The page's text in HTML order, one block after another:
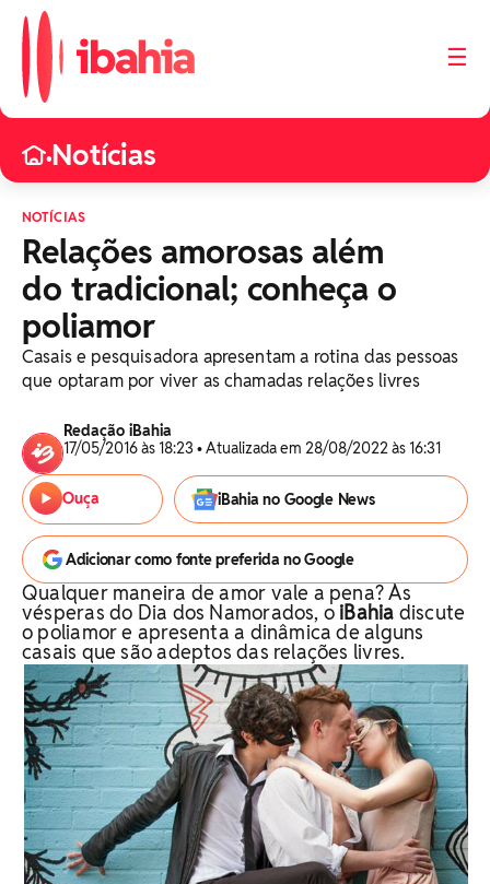
☰
•Notícias
NOTÍCIAS
Relações amorosas além
do tradicional; conheça o
poliamor
Casais e pesquisadora apresentam a rotina das pessoas
que optaram por viver as chamadas relações livres
Redação iBahia
17/05/2016 às 18:23 • Atualizada em 28/08/2022 às 16:31
Ouça iBahia no Google News
Adicionar como fonte preferida no Google
Qualquer maneira de amor vale a pena? Às
vésperas do Dia dos Namorados, o iBahia discute
o poliamor e apresenta a dinâmica de alguns
casais que são adeptos das relações livres.